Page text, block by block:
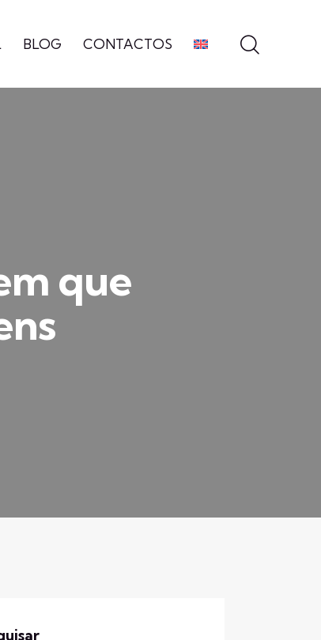
BLOG CONTACTOS
que